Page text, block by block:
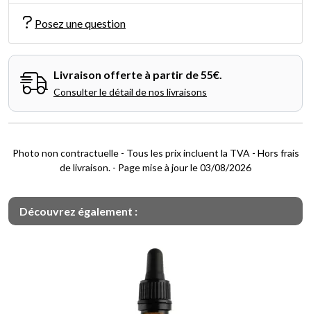
Posez une question
Livraison offerte à partir de 55€.
Consulter le détail de nos livraisons
Photo non contractuelle - Tous les prix incluent la TVA - Hors frais
de livraison. - Page mise à jour le 03/08/2026
Découvrez également :